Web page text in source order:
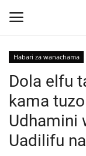
Nyumba
Onyesho la
Habari za wanachama
Dola elfu
kama
Udhamini
Uadilifu